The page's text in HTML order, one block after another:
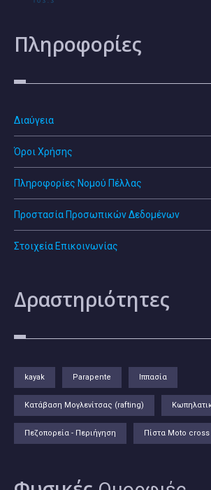
Πληροφορίες
Διαύγεια
Όροι Χρήσης
Πληροφορίες Νομού Πέλλας
Προστασία Προσωπικών Δεδομένων
Στοιχεία Επικοινωνίας
Δραστηριότητες
kayak Parapente Ιππασία
Κατάβαση Μογλενίτσας (rafting)
Πεζοπορεία - Περιήγηση Πίστα Moto cross